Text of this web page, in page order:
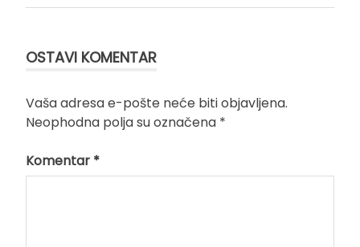
OSTAVI KOMENTAR
Vaša adresa e-pošte neće biti objavljena.
Neophodna polja su označena *
Komentar *